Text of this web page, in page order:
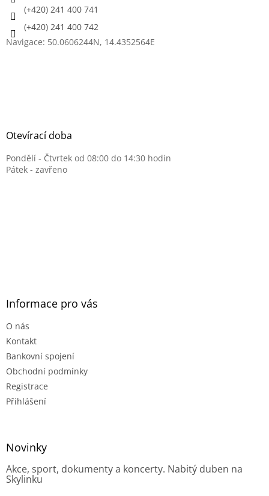
(+420) 241 400 741
(+420) 241 400 742
Navigace: 50.0606244N, 14.4352564E
Otevírací doba
Pondělí - Čtvrtek od 08:00 do 14:30 hodin
Pátek - zavřeno
Informace pro vás
O nás
Kontakt
Bankovní spojení
Obchodní podmínky
Registrace
Přihlášení
Novinky
Akce, sport, dokumenty a koncerty. Nabitý duben na
Skylinku